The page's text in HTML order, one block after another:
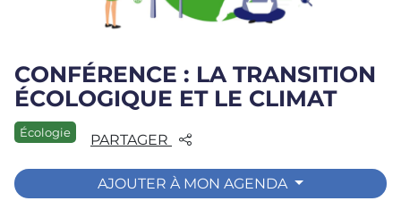
CONFÉRENCE : LA TRANSITION
ÉCOLOGIQUE ET LE CLIMAT
Écologie PARTAGER
AJOUTER À MON AGENDA